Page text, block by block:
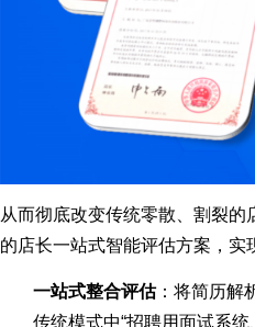
从而彻底改变传统零散、割裂
的店长一站式智能评估方案，实
一站式整合评估：将简历解
传统模式中“招聘用面试系